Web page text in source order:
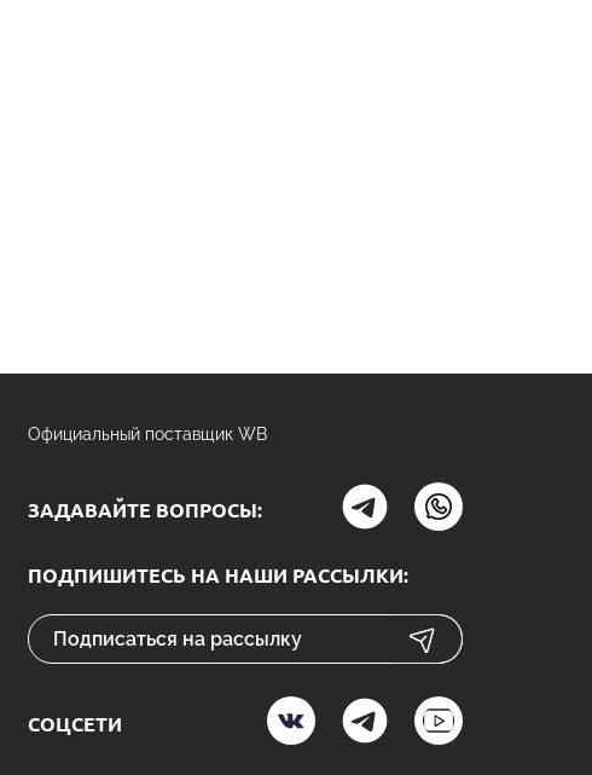
Официальный поставщик WB
ЗАДАВАЙТЕ ВОПРОСЫ:
ПОДПИШИТЕСЬ НА НАШИ РАССЫЛКИ:
СОЦСЕТИ